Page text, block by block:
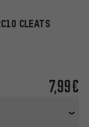
CLEATS
7,99€